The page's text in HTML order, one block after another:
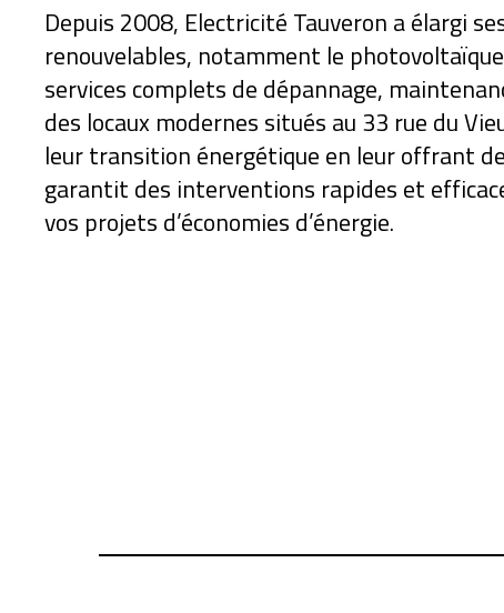
Depuis 2008, Electricité Tauveron a élargi
renouvelables, notamment le
services complets de dépannage,
des locaux modernes situés au 33 rue du
leur transition énergétique en leur offrant
garantit des interventions rapides et
vos projets d’économies d’énergie.